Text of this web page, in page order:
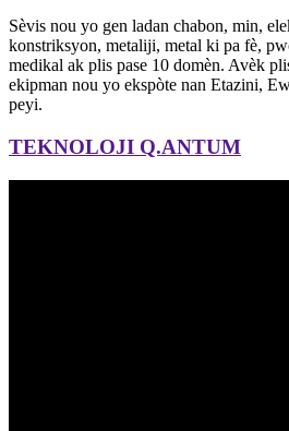
Sèvis nou yo gen ladan chabon, min,
konstriksyon, metaliji, metal ki pa fè,
medikal ak plis pase 10 domèn. Avèk
ekipman nou yo ekspòte nan Etazini,
peyi.
TEKNOLOJI Q.ANTUM